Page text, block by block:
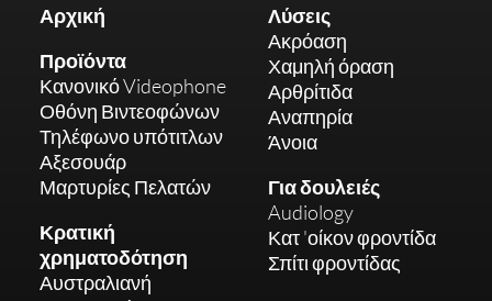
Αρχική
Προϊόντα
Κανονικό Videophone
Οθόνη Βιντεοφώνων
Τηλέφωνο υπότιτλων
Αξεσουάρ
Μαρτυρίες Πελατών
Κρατική
χρηματοδότηση
Αυστραλιανή
Λύσεις
Ακρόαση
Χαμηλή όραση
Αρθρίτιδα
Αναπηρία
Άνοια
Για δουλειές
Audiology
Κατ 'οίκον φροντίδα
Σπίτι φροντίδας